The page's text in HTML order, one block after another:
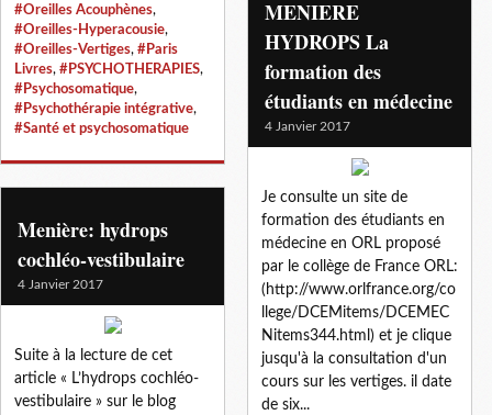
#Oreilles Acouphènes,
#Oreilles-Hyperacousie,
#Oreilles-Vertiges, #Paris
Livres, #PSYCHOTHERAPIES,
#Psychosomatique,
#Psychothérapie intégrative,
#Santé et psychosomatique
MENIERE
HYDROPS La
formation des
étudiants en médecine
4 Janvier 2017
Je consulte un site de
formation des étudiants en
médecine en ORL proposé
par le collège de France ORL:
(http://www.orlfrance.org/co
llege/DCEMitems/DCEMEC
Nitems344.html) et je clique
jusqu'à la consultation d'un
cours sur les vertiges. il date
de six...
Menière: hydrops
cochléo-vestibulaire
4 Janvier 2017
Suite à la lecture de cet
article « L’hydrops cochléo-
vestibulaire » sur le blog